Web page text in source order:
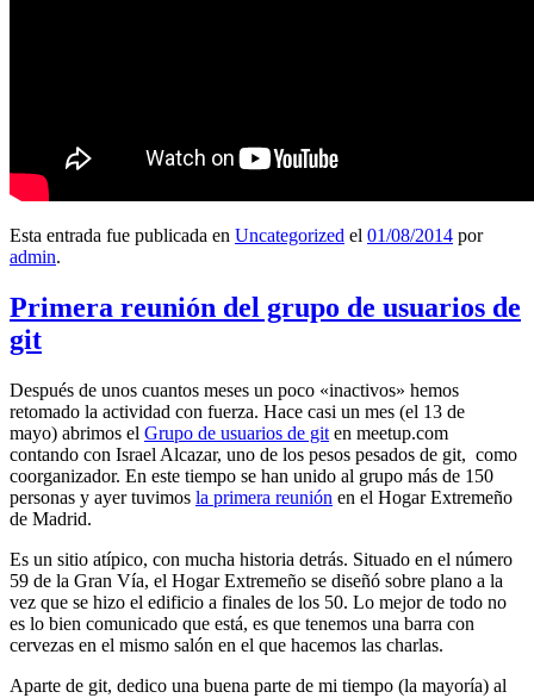
Esta entrada fue publicada en Uncategorized el 01/08/2014 por
admin.
Primera reunión del grupo de usuarios de
git
Después de unos cuantos meses un poco «inactivos» hemos
retomado la actividad con fuerza. Hace casi un mes (el 13 de
mayo) abrimos el Grupo de usuarios de git en meetup.com
contando con Israel Alcazar, uno de los pesos pesados de git, como
coorganizador. En este tiempo se han unido al grupo más de 150
personas y ayer tuvimos la primera reunión en el Hogar Extremeño
de Madrid.
Es un sitio atípico, con mucha historia detrás. Situado en el número
59 de la Gran Vía, el Hogar Extremeño se diseñó sobre plano a la
vez que se hizo el edificio a finales de los 50. Lo mejor de todo no
es lo bien comunicado que está, es que tenemos una barra con
cervezas en el mismo salón en el que hacemos las charlas.
Aparte de git, dedico una buena parte de mi tiempo (la mayoría) al